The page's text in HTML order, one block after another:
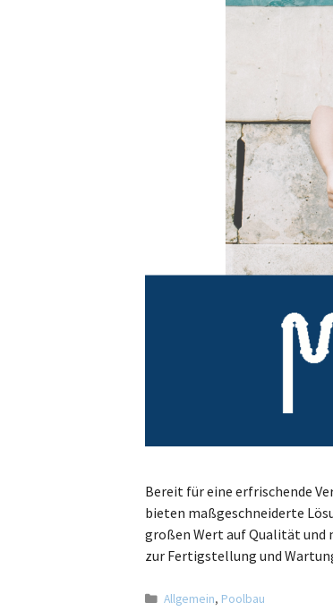
Bereit für eine erfrischende
bieten maßgeschneiderte
großen Wert auf Qualität und
zur Fertigstellung und
Allgemein, Poolbau